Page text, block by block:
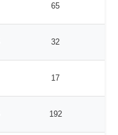
65
32
17
192